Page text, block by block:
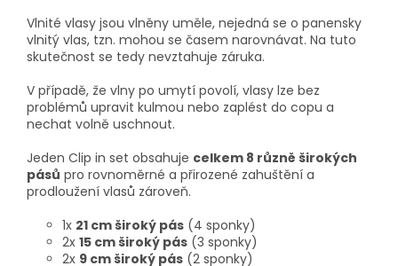
Vlnité vlasy jsou vlněny uměle, nejedná se o panensky
vlnitý vlas, tzn. mohou se časem narovnávat. Na tuto
skutečnost se tedy nevztahuje záruka.
V případě, že vlny po umytí povolí, vlasy lze bez
problémů upravit kulmou nebo zaplést do copu a
nechat volně uschnout.
Jeden Clip in set obsahuje celkem 8 různě širokých
pásů pro rovnoměrné a přirozené zahuštění a
prodloužení vlasů zároveň.
1x 21 cm široký pás (4 sponky)
2x 15 cm široký pás (3 sponky)
2x 9 cm široký pás (2 sponky)